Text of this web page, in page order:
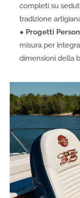
completi su
tradizione
● Progetti
misura per
dimensioni della